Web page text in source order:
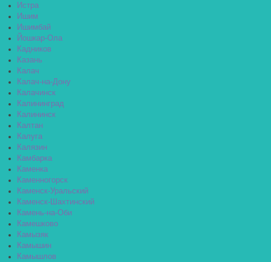
Истра
Ишим
Ишимбай
Йошкар-Ола
Кадников
Казань
Калач
Калач-на-Дону
Калачинск
Калининград
Калининск
Калтан
Калуга
Калязин
Камбарка
Каменка
Каменногорск
Каменск-Уральский
Каменск-Шахтинский
Камень-на-Оби
Камешково
Камызяк
Камышин
Камышлов